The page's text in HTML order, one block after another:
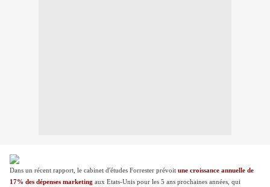
Dans un récent rapport, le cabinet d'études Forrester prévoit une croissance annuelle de
17% des dépenses marketing aux Etats-Unis pour les 5 ans prochaines années, qui